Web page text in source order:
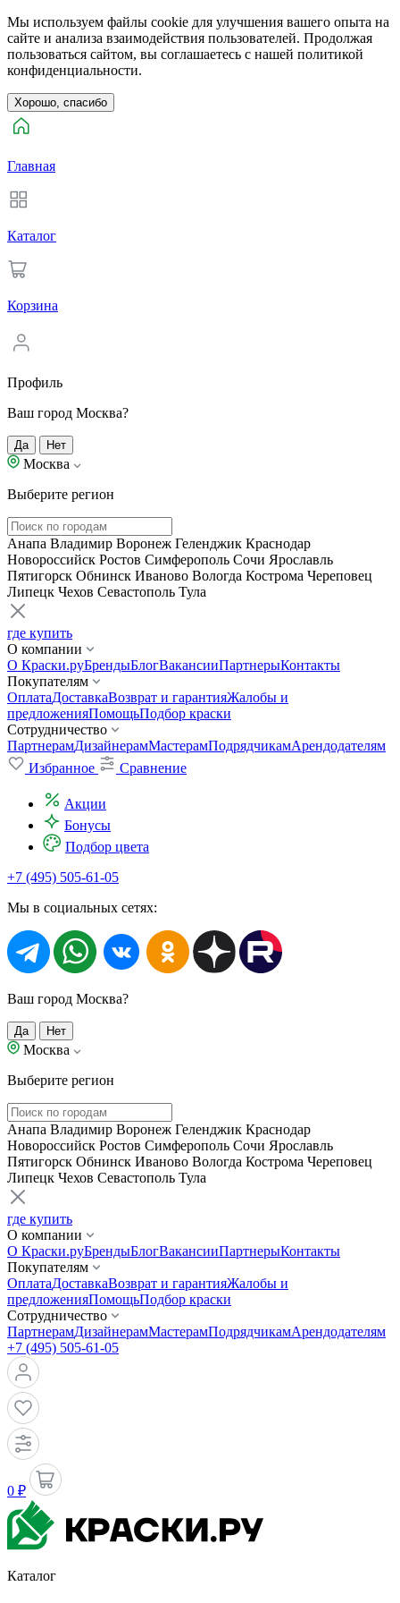
Мы используем файлы cookie для улучшения вашего опыта на
сайте и анализа взаимодействия пользователей. Продолжая
пользоваться сайтом, вы соглашаетесь с нашей политикой
конфиденциальности.
Хорошо, спасибо
Главная
Каталог
Корзина
Профиль
Ваш город Москва?
Да Нет
Москва
Выберите регион
Анапа Владимир Воронеж Геленджик Краснодар
Новороссийск Ростов Симферополь Сочи Ярославль
Пятигорск Обнинск Иваново Вологда Кострома Череповец
Липецк Чехов Севастополь Тула
где купить
О компании
О Краски.руБрендыБлогВакансииПартнерыКонтакты
Покупателям
ОплатаДоставкаВозврат и гарантияЖалобы и
предложенияПомощьПодбор краски
Сотрудничество
ПартнерамДизайнерамМастерамПодрядчикамАрендодателям
Избранное
Сравнение
Акции
Бонусы
Подбор цвета
+7 (495) 505-61-05
Мы в социальных сетях:
Ваш город Москва?
Да Нет
Москва
Выберите регион
Анапа Владимир Воронеж Геленджик Краснодар
Новороссийск Ростов Симферополь Сочи Ярославль
Пятигорск Обнинск Иваново Вологда Кострома Череповец
Липецк Чехов Севастополь Тула
где купить
О компании
О Краски.руБрендыБлогВакансииПартнерыКонтакты
Покупателям
ОплатаДоставкаВозврат и гарантияЖалобы и
предложенияПомощьПодбор краски
Сотрудничество
ПартнерамДизайнерамМастерамПодрядчикамАрендодателям
+7 (495) 505-61-05
0 ₽
Каталог